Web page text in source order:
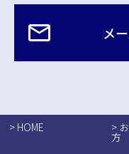
メ
> HOME >
方